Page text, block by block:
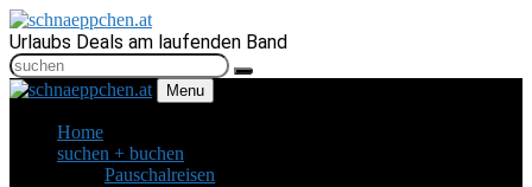
Urlaubs Deals am laufenden Band
Menu
Home
suchen + buchen
Pauschalreisen